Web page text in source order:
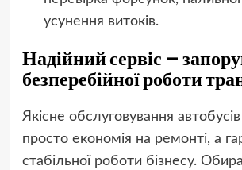
усунення витоків.
Надійний сервіс –
безперебійної роботи
Якісне обслуговування
просто економія на ремонті, а
стабільної роботи бізнесу.